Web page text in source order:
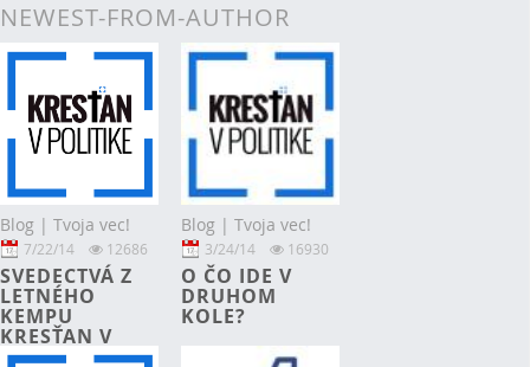
NEWEST-FROM-AUTHOR
Blog | Tvoja vec!
7/22/14 12686
SVEDECTVÁ Z
LETNÉHO
KEMPU
KRESŤAN V
POLITIKE
Blog | Tvoja vec!
3/24/14 16930
O ČO IDE V
DRUHOM
KOLE?